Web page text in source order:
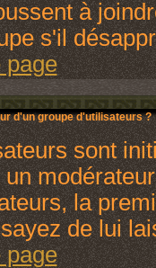
à
s'il
page
d'un groupe d'utilisateurs ?
sont
la
de lui
page